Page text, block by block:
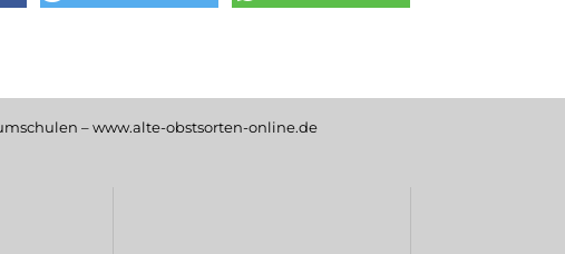
– www.alte-obstsorten-online.de